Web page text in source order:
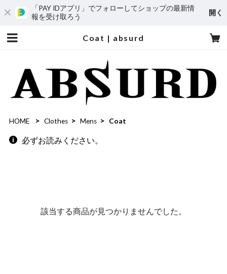
「PAY IDアプリ」でフォローしてショップの最新情
報を受け取ろう
開く
Coat | absurd
HOME Clothes Mens Coat
必ずお読みください。
該当する商品が見つかりませんでした。